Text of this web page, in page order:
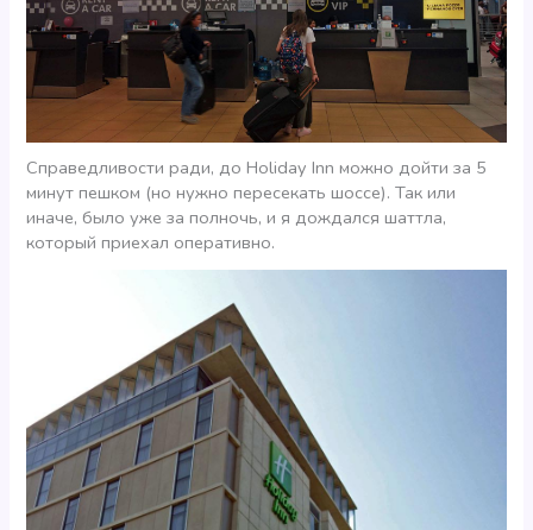
Справедливости ради, до Holiday Inn можно дойти за 5
минут пешком (но нужно пересекать шоссе). Так или
иначе, было уже за полночь, и я дождался шаттла,
который приехал оперативно.